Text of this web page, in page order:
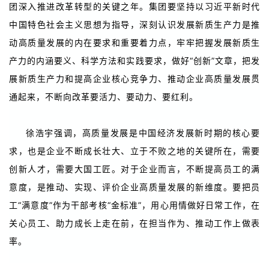
团深入推进改革转型的关键之年。集团要坚持以习近平新时代
中国特色社会主义思想为指导，深刻认识发展新质生产力是推
动高质量发展的内在要求和重要着力点，牢牢把握发展新质生
产力的内涵要义、科学方法和实践要求，做好“创新”文章，把发
展新质生产力和提高企业核心竞争力、推动企业高质量发展贯
通起来，不断向改革要活力、要动力、要红利。
徐浩宇强调，高质量发展是中国经济发展新时期的核心要
求，也是企业不断成长壮大、立于不败之地的关键所在，需要
创新人才，需要大国工匠。对于企业而言，不断提高员工的满
意度，是推动、实现、评价企业高质量发展的新维度。要把员
工“满意度”作为干部考核“金标准”，用心用情做好日常工作，在
关心员工、助力成长上走在前，在担当作为、推动工作上做表
率。